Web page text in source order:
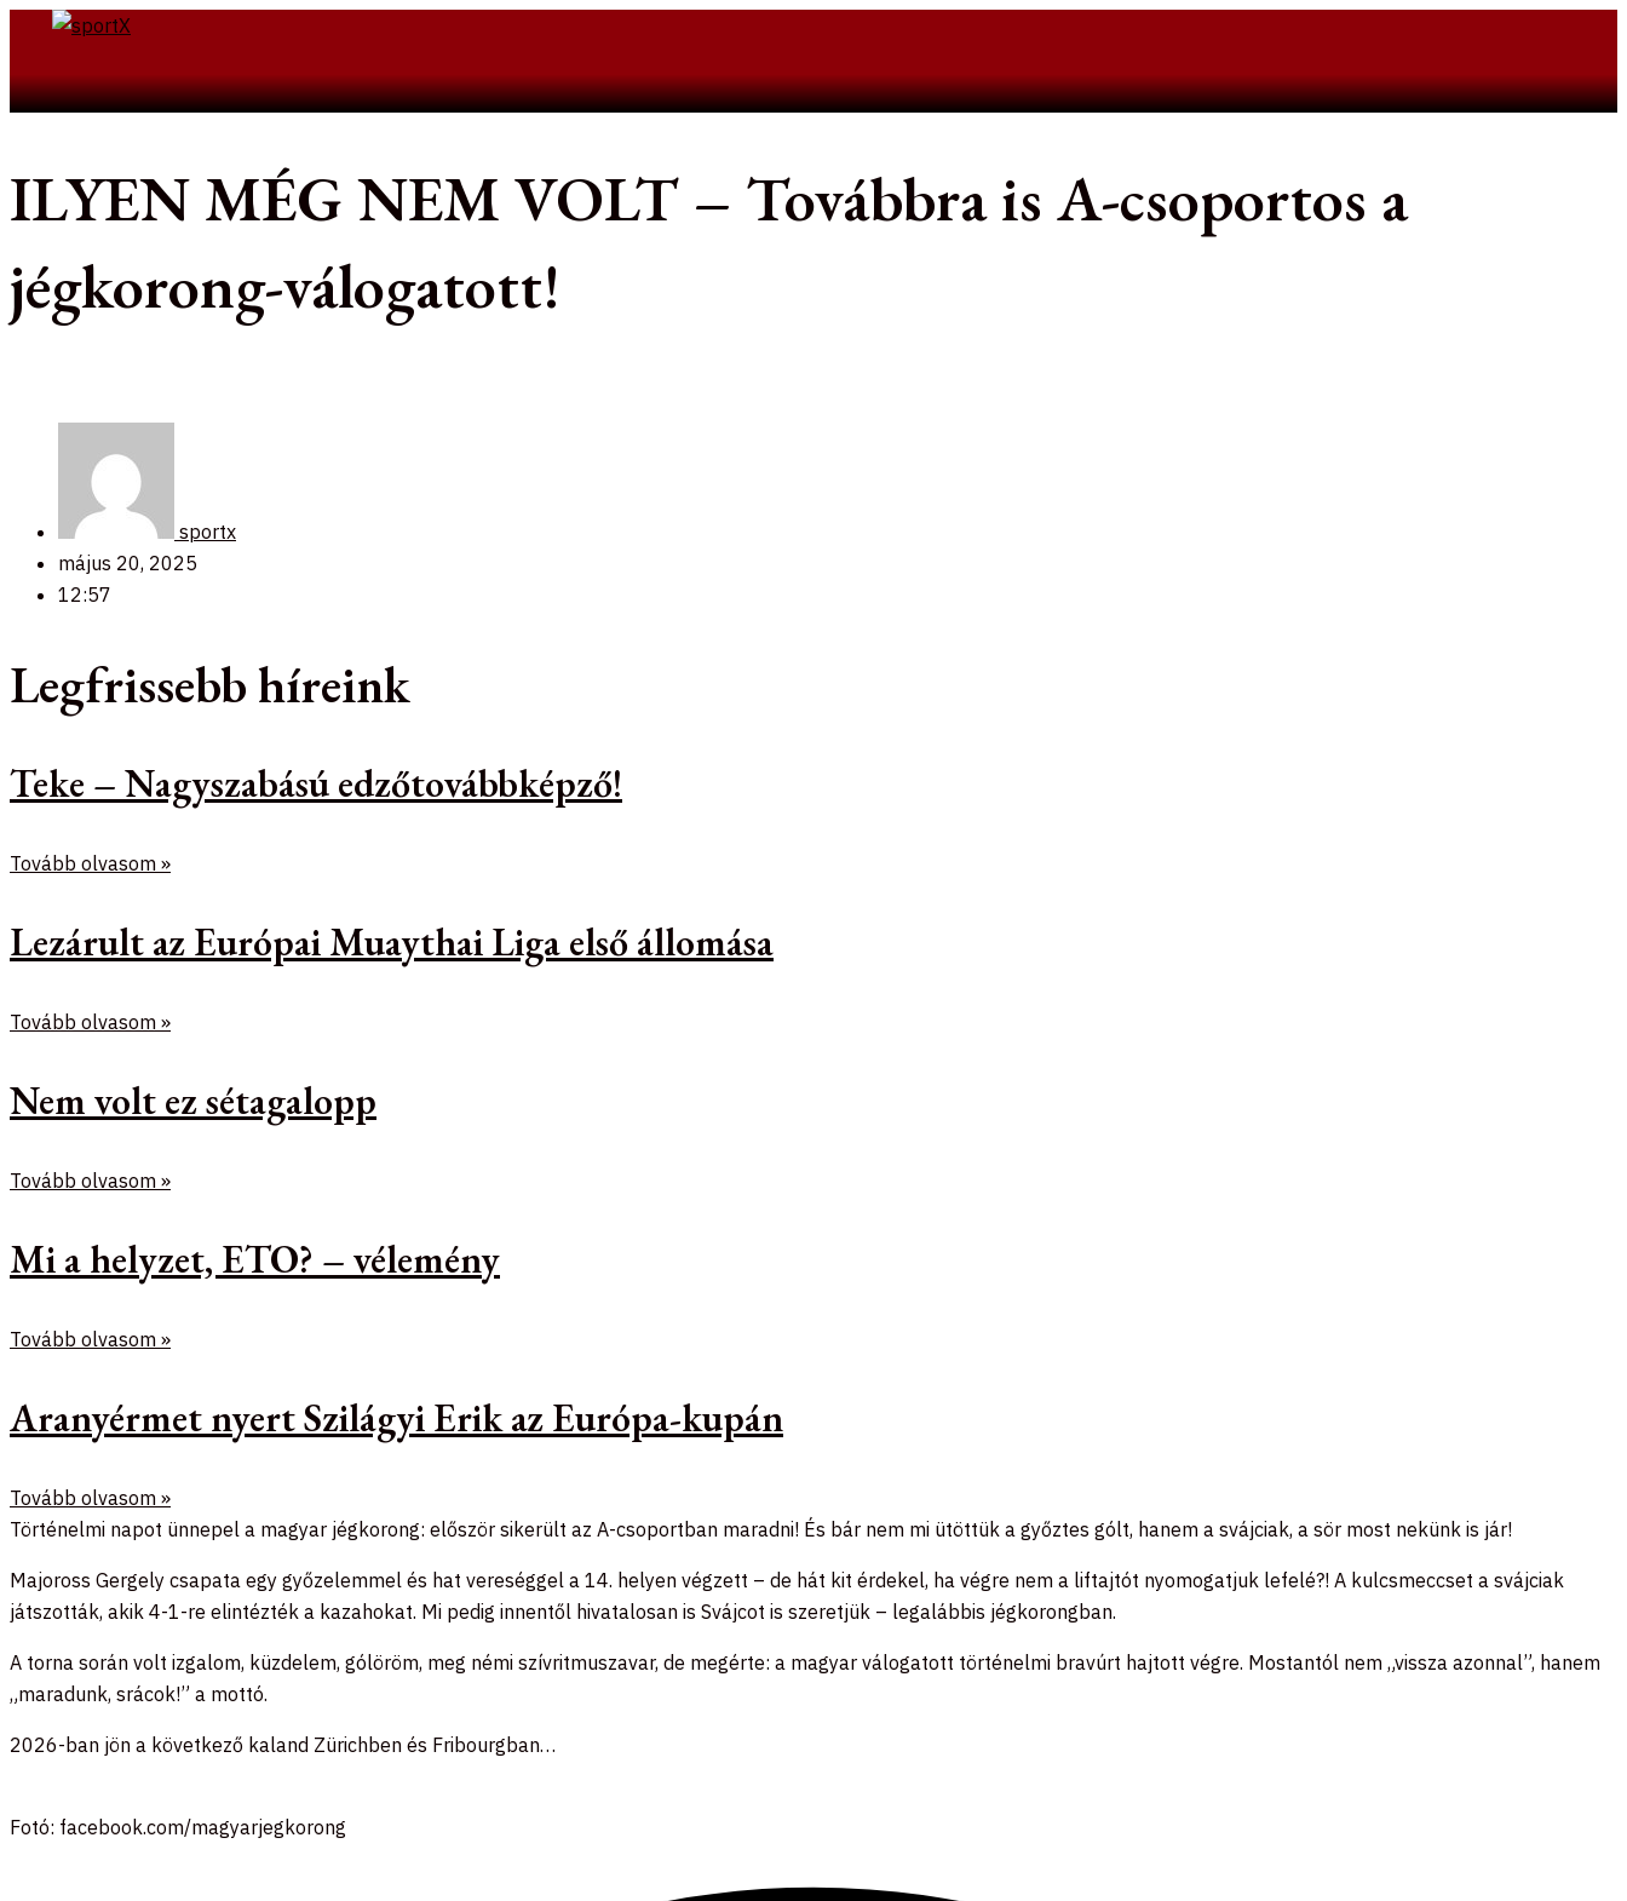
Skip
contentSearch
ILYEN MÉG NEM VOLT – Továbbra is A-csoportos a
jégkorong-válogatott!
sportx
május 20, 2025
12:57
Legfrissebb híreink
Teke – Nagyszabású edzőtovábbképző!
Tovább olvasom »
Lezárult az Európai Muaythai Liga első állomása
Tovább olvasom »
Nem volt ez sétagalopp
Tovább olvasom »
Mi a helyzet, ETO? – vélemény
Tovább olvasom »
Aranyérmet nyert Szilágyi Erik az Európa-kupán
Tovább olvasom »
Történelmi napot ünnepel a magyar jégkorong: először sikerült az A-csoportban maradni! És bár nem mi ütöttük a győztes gólt, hanem a svájciak, a sör most nekünk is jár!
Majoross Gergely csapata egy győzelemmel és hat vereséggel a 14. helyen végzett – de hát kit érdekel, ha végre nem a liftajtót nyomogatjuk lefelé?! A kulcsmeccset a svájciak
játszották, akik 4-1-re elintézték a kazahokat. Mi pedig innentől hivatalosan is Svájcot is szeretjük – legalábbis jégkorongban.
A torna során volt izgalom, küzdelem, gólöröm, meg némi szívritmuszavar, de megérte: a magyar válogatott történelmi bravúrt hajtott végre. Mostantól nem „vissza azonnal”, hanem
„maradunk, srácok!” a mottó.
2026-ban jön a következő kaland Zürichben és Fribourgban…
Fotó: facebook.com/magyarjegkorong